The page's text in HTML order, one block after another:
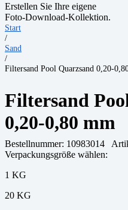
Erstellen Sie Ihre eigene
Foto-Download-Kollektion.
Start
/
Sand
/
Filtersand Pool Quarzsand 0,20-
Filtersand
0,20-0,80 mm
Bestellnummer: 10983014
Verpackungsgröße wählen:
1 KG
20 KG